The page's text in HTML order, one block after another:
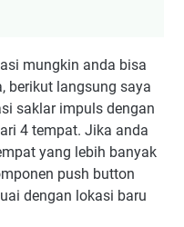
mungkin anda bisa
berikut langsung saya
saklar impuls dengan
4 tempat. Jika anda
yang lebih banyak
push button
dengan lokasi baru